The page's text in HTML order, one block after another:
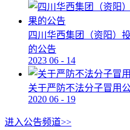
四川华西集团（资阳）
的公告
2023 06 - 14
关于严防不法分子冒用
2020 06 - 19
进入公告频道>>